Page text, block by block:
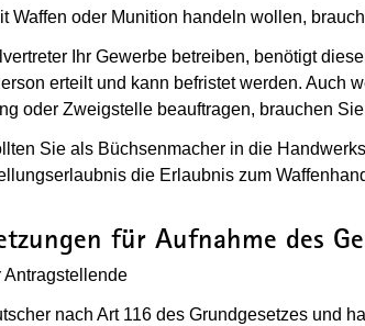
Waffen oder Munition handeln wollen,
Ihr Gewerbe betreiben, benötigt
erteilt und kann befristet werden. Auch
oder Zweigstelle beauftragen, brauchen
Sie als Büchsenmacher in die
die Erlaubnis zum
für Aufnahme des
Antragstellende
nach Art 116 des Grundgesetzes und